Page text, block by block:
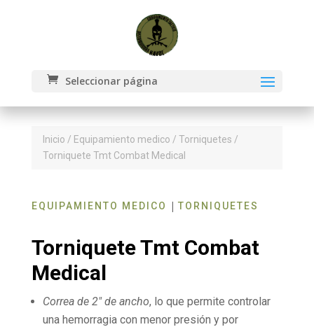
Seleccionar página
Inicio / Equipamiento medico / Torniquetes /
Torniquete Tmt Combat Medical
EQUIPAMIENTO MEDICO | TORNIQUETES
Torniquete Tmt Combat
Medical
Correa de 2″ de ancho, lo que permite controlar
una hemorragia con menor presión y por